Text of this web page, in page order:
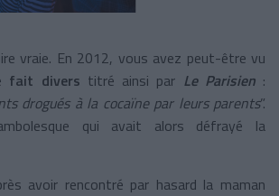
vraie. En 2012, vous avez peut-être vu
fait divers titré ainsi par Le Parisien:
drogués à la cocaïne par leurs parents”.
qui avait alors défrayé la
avoir rencontré par hasard la maman